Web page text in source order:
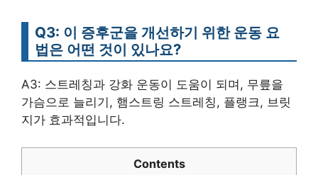
Q3: 이 증후군을 개선하기 위한 운동 요
법은 어떤 것이 있나요?
A3: 스트레칭과 강화 운동이 도움이 되며, 무릎을
가슴으로 늘리기, 햄스트링 스트레칭, 플랭크, 브릿
지가 효과적입니다.
Contents